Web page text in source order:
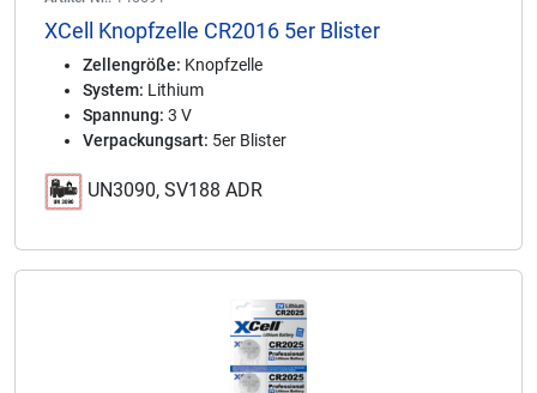
XCell Knopfzelle CR2016 5er Blister
Zellengröße: Knopfzelle
System: Lithium
Spannung: 3 V
Verpackungsart: 5er Blister
UN3090, SV188 ADR